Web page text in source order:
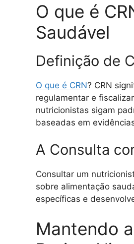
O que é
Saudável
Definição de
O que é CRN? CRN
regulamentar e
nutricionistas sigam
baseadas em
A Consulta
Consultar um
sobre alimentação
específicas e
Mantendo